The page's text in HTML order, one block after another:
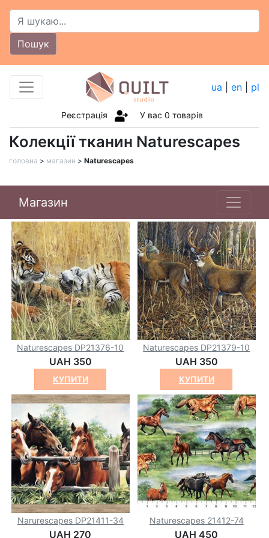
Пошук
ua en pl
Реєстрація У вас 0 товарів
Колекції тканин Naturescapes
головна > магазин > Naturescapes
Магазин
Naturescapes DP21376-10
UAH 350
КУПИТИ
Naturescapes DP21379-10
UAH 350
КУПИТИ
Narurescapes DP21411-34
UAH 270
Naturescapes 21412-74
UAH 450